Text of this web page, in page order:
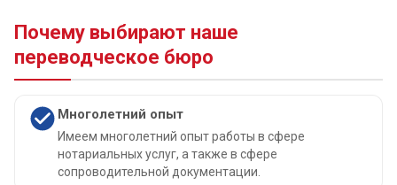
Почему выбирают наше
переводческое бюро
Многолетний опыт
Имеем многолетний опыт работы в сфере
нотариальных услуг, а также в сфере
сопроводительной документации.